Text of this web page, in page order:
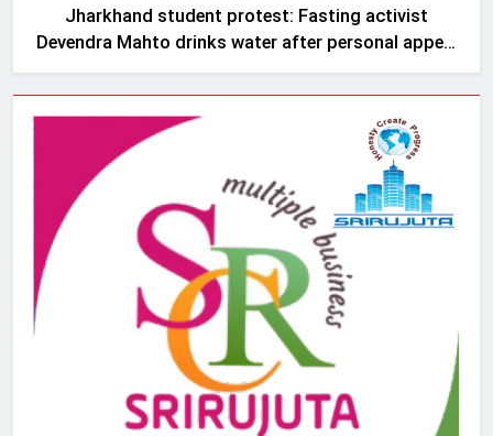
Jharkhand student protest: Fasting activist
Devendra Mahto drinks water after personal appeal
by Sonam Wangchuk